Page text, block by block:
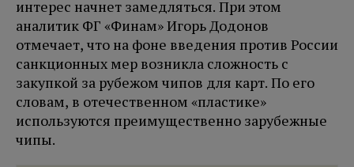
интерес начнет замедляться. При этом
аналитик ФГ «Финам» Игорь Додонов
отмечает, что на фоне введения против России
санкционных мер возникла сложность с
закупкой за рубежом чипов для карт. По его
словам, в отечественном «пластике»
используются преимущественно зарубежные
чипы.